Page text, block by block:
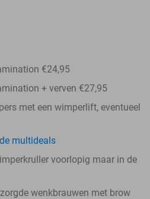
€24,95
+ verven €27,95
met een wimperlift, eventueel
multideals
voorlopig maar in de
wenkbrauwen met brow